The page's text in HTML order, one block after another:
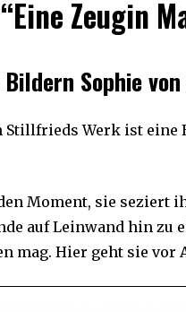
Zeugin
Sophie
Stillfrieds Werk ist eine
Moment, sie seziert
auf Leinwand hin zu
mag. Hier geht sie